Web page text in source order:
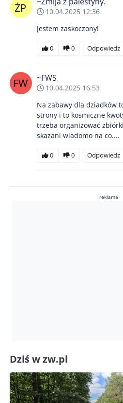
10.04.2025 12:36
Jestem zaskoczony!
0 0 Odpowiedz
~FWS
10.04.2025 16:53
Na zabawy dla dziadków
strony i to kosmiczne
trzeba organizować
skazani wiadomo na co....
0 0 Odpowiedz
reklama
Dziś w zw.pl